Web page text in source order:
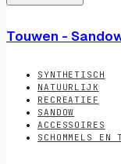
Touwen -
SYNTHETISCH
NATUURLIJK
RECREATIEF
SANDOW
ACCESSOIRES
SCHOMMELS EN